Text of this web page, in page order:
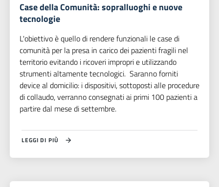
Case della Comunità: sopralluoghi e nuove
tecnologie
L'obiettivo è quello di rendere funzionali le case di
comunità per la presa in carico dei pazienti fragili nel
territorio evitando i ricoveri impropri e utilizzando
strumenti altamente tecnologici. Saranno forniti
device al domicilio: i dispositivi, sottoposti alle procedure
di collaudo, verranno consegnati ai primi 100 pazienti a
partire dal mese di settembre.
LEGGI DI PIÙ